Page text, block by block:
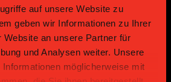
auf unsere Website zu
geben wir Informationen zu Ihrer
Website an unsere Partner für
und Analysen weiter. Unsere
möglicherweise mit